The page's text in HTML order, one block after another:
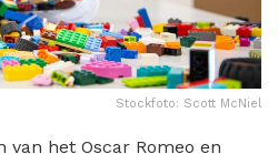
Stockfoto: Scott McNiel
het Oscar Romeo en